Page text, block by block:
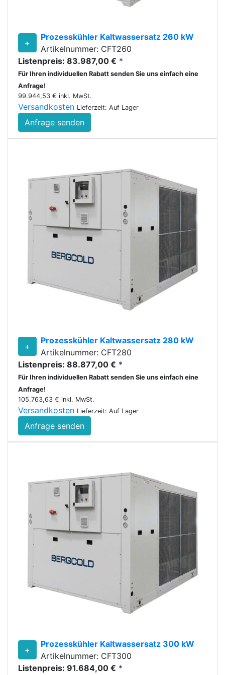
+
Prozesskühler Kaltwassersatz 260 kW
Artikelnummer: CFT260
Listenpreis: 83.987,00 € *
Für Ihren individuellen Rabatt senden Sie uns einfach eine
Anfrage!
99.944,53 € inkl. MwSt.
Versandkosten Lieferzeit: Auf Lager
Anfrage senden
+
Prozesskühler Kaltwassersatz 280 kW
Artikelnummer: CFT280
Listenpreis: 88.877,00 € *
Für Ihren individuellen Rabatt senden Sie uns einfach eine
Anfrage!
105.763,63 € inkl. MwSt.
Versandkosten Lieferzeit: Auf Lager
Anfrage senden
+
Prozesskühler Kaltwassersatz 300 kW
Artikelnummer: CFT300
Listenpreis: 91.684,00 € *